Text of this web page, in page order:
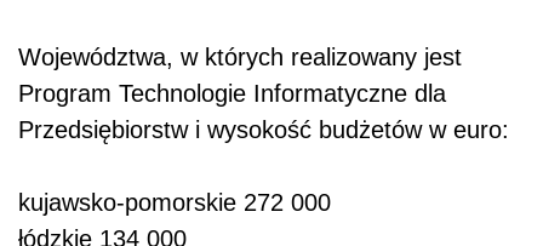
Województwa, w których realizowany jest
Program Technologie Informatyczne dla
Przedsiębiorstw i wysokość budżetów w euro:
kujawsko-pomorskie 272 000
łódzkie 134 000